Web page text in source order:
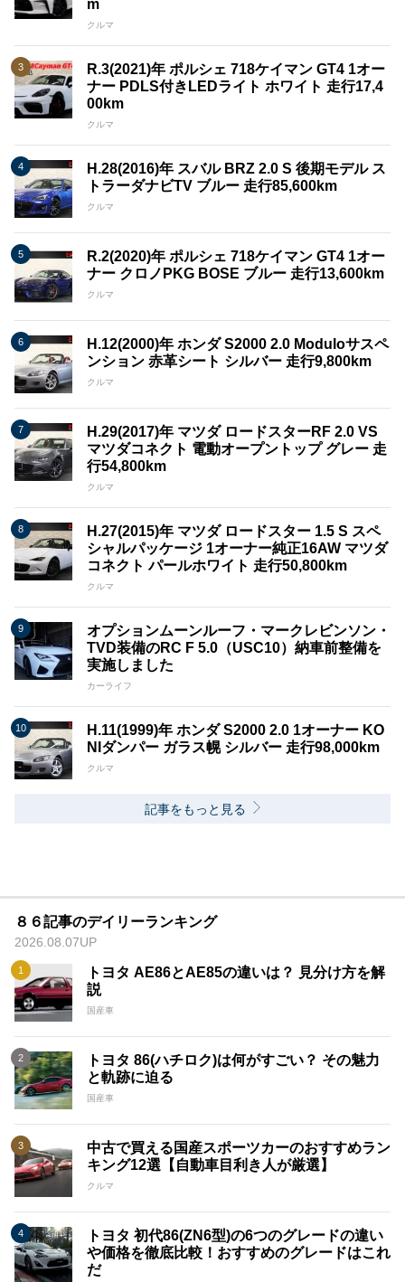
m
クルマ
R.3(2021)年 ポルシェ 718ケイマン GT4 1オー
ナー PDLS付きLEDライト ホワイト 走行17,4
00km
クルマ
H.28(2016)年 スバル BRZ 2.0 S 後期モデル ス
トラーダナビTV ブルー 走行85,600km
クルマ
R.2(2020)年 ポルシェ 718ケイマン GT4 1オー
ナー クロノPKG BOSE ブルー 走行13,600km
クルマ
H.12(2000)年 ホンダ S2000 2.0 Moduloサスペ
ンション 赤革シート シルバー 走行9,800km
クルマ
H.29(2017)年 マツダ ロードスターRF 2.0 VS
マツダコネクト 電動オープントップ グレー 走
行54,800km
クルマ
H.27(2015)年 マツダ ロードスター 1.5 S スペ
シャルパッケージ 1オーナー純正16AW マツダ
コネクト パールホワイト 走行50,800km
クルマ
オプションムーンルーフ・マークレビンソン・
TVD装備のRC F 5.0（USC10）納車前整備を
実施しました
カーライフ
H.11(1999)年 ホンダ S2000 2.0 1オーナー KO
NIダンパー ガラス幌 シルバー 走行98,000km
クルマ
記事をもっと見る
８６記事のデイリーランキング
2026.08.07UP
トヨタ AE86とAE85の違いは？ 見分け方を解
説
国産車
トヨタ 86(ハチロク)は何がすごい？ その魅力
と軌跡に迫る
国産車
中古で買える国産スポーツカーのおすすめラン
キング12選【自動車目利き人が厳選】
クルマ
トヨタ 初代86(ZN6型)の6つのグレードの違い
や価格を徹底比較！おすすめのグレードはこれ
だ